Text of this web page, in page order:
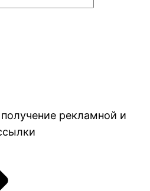
рекламной и